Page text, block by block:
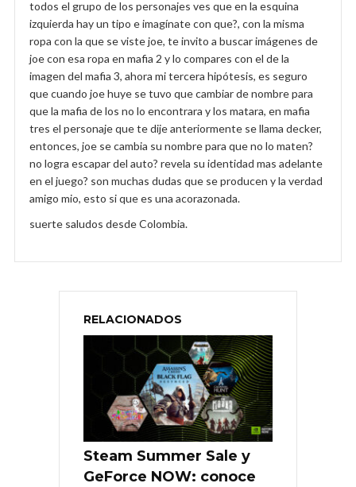
todos el grupo de los personajes ves que en la esquina
izquierda hay un tipo e imagínate con que?, con la misma
ropa con la que se viste joe, te invito a buscar imágenes de
joe con esa ropa en mafia 2 y lo compares con el de la
imagen del mafia 3, ahora mi tercera hipótesis, es seguro
que cuando joe huye se tuvo que cambiar de nombre para
que la mafia de los no lo encontrara y los matara, en mafia
tres el personaje que te dije anteriormente se llama decker,
entonces, joe se cambia su nombre para que no lo maten?
no logra escapar del auto? revela su identidad mas adelante
en el juego? son muchas dudas que se producen y la verdad
amigo mio, esto si que es una acorazonada.
suerte saludos desde Colombia.
RELACIONADOS
Steam Summer Sale y
GeForce NOW: conoce